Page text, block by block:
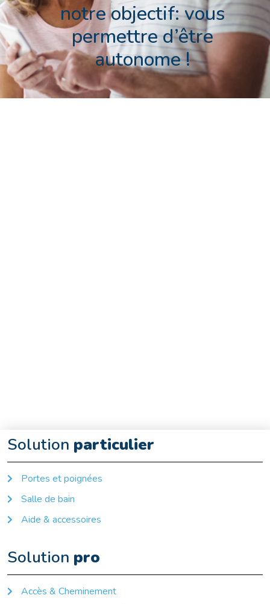
notre objectif: vous
permettre d’être
autonome !
Solution particulier
Portes et poignées
Salle de bain
Aide & accessoires
Solution pro
Accès & Cheminement